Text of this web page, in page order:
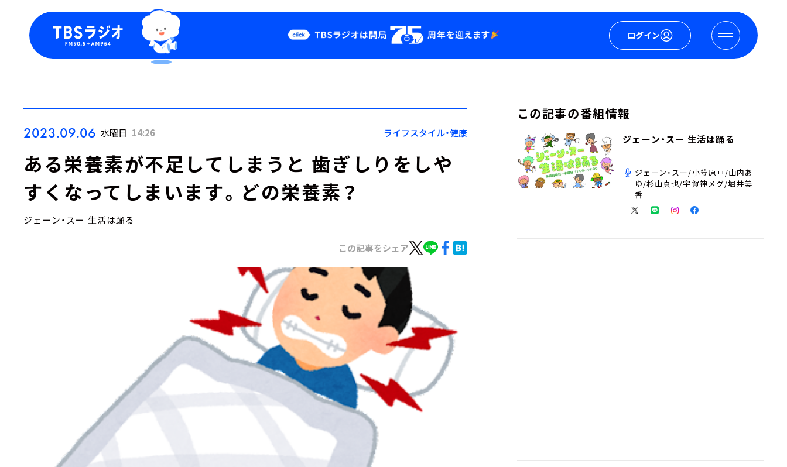
ログイン
Podcast
YouTube
会社情報
2023.09.06 水曜日 14:26 ライフスタイル・健康
ある栄養素が不足してしまうと 歯ぎしりをしや
すくなってしまいます。どの栄養素？
ジェーン・スー 生活は踊る
この記事をシェア
この記事の番組情報
ジェーン・スー 生活は踊る
ジェーン・スー/小笠原亘/山内あ
ゆ/杉山真也/宇賀神メグ/堀井美
香